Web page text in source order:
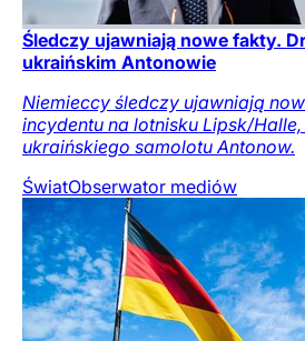
Śledczy ujawniają nowe fakty.
ukraińskim Antonowie
Niemieccy śledczy ujawniają
incydentu na lotnisku Lipsk/
ukraińskiego samolotu Antonow.
ŚwiatObserwator mediów